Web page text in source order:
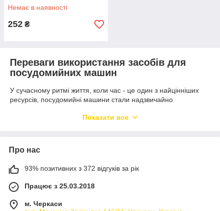
Немає в наявності
252 ₴
Переваги використання засобів для
посудомийних машин
У сучасному ритмі життя, коли час - це один з найцінніших
ресурсів, посудомийні машини стали надзвичайно
Але що ще більше сприяє зручності та ефективності цього
популярними?
По-перше, вони дозволяють значно заощадити час та
зусилля. Якщо раніше ми витрачали години на
посуду,
то зараз потрібно просто завантажити її у
посудомийку та додати відповідний засіб. Під час цього
процесу вони не лише дбайливо видаляють залишки їжі та
Показати все
Про нас
93% позитивних з 372 відгуків за рік
Працює з 25.03.2018
м. Черкаси